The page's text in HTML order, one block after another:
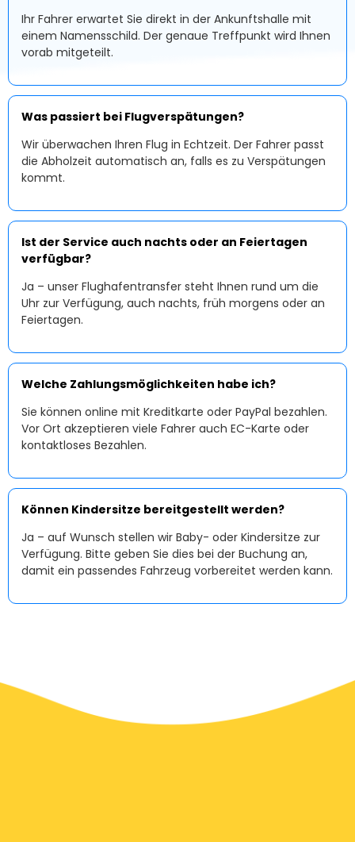
Ihr Fahrer erwartet Sie direkt in der Ankunftshalle mit
einem Namensschild. Der genaue Treffpunkt wird Ihnen
vorab mitgeteilt.
Was passiert bei Flugverspätungen?
Wir überwachen Ihren Flug in Echtzeit. Der Fahrer passt
die Abholzeit automatisch an, falls es zu Verspätungen
kommt.
Ist der Service auch nachts oder an Feiertagen
verfügbar?
Ja – unser Flughafentransfer steht Ihnen rund um die
Uhr zur Verfügung, auch nachts, früh morgens oder an
Feiertagen.
Welche Zahlungsmöglichkeiten habe ich?
Sie können online mit Kreditkarte oder PayPal bezahlen.
Vor Ort akzeptieren viele Fahrer auch EC-Karte oder
kontaktloses Bezahlen.
Können Kindersitze bereitgestellt werden?
Ja – auf Wunsch stellen wir Baby- oder Kindersitze zur
Verfügung. Bitte geben Sie dies bei der Buchung an,
damit ein passendes Fahrzeug vorbereitet werden kann.